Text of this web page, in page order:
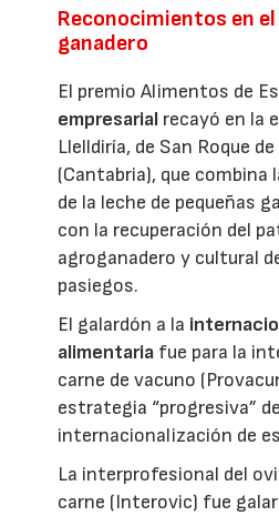
Reconocimientos en
ganadero
El premio Alimentos de
empresarial recayó en la
Llelldiría, de San Roque
(Cantabria), que
de la leche de pequeñas
con la recuperación del
agroganadero y cultural
pasiegos.
El galardón a la
alimentaria fue para la
carne de vacuno
estrategia “progresiva”
internacionalización de
La interprofesional del
carne (Interovic) fue